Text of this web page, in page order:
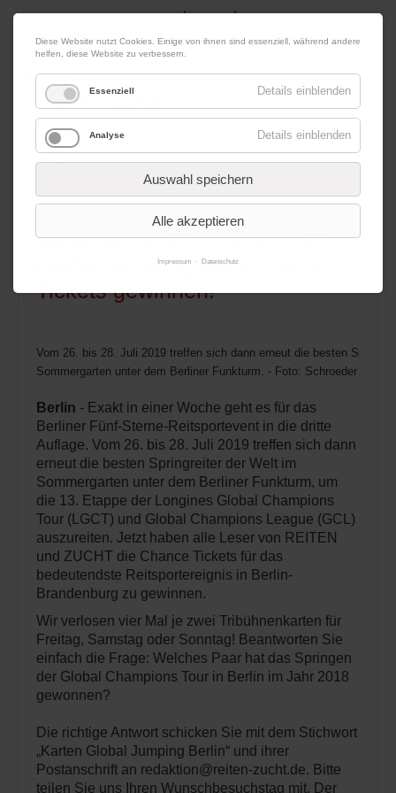
09. August 2026 Impressum|Kontakt|Datenschutz
Werbung
Menü
von Redaktion
Mit REITEN und ZUCHT zum
Global Jumping Berlin - Jetzt
Tickets gewinnen!
Vom 26. bis 28. Juli 2019 treffen sich dann erneut die besten
Sommergarten unter dem Berliner Funkturm. - Foto: Schroeder
Berlin - Exakt in einer Woche geht es für das
Berliner Fünf-Sterne-Reitsportevent in die dritte
Auflage. Vom 26. bis 28. Juli 2019 treffen sich dann
erneut die besten Springreiter der Welt im
Sommergarten unter dem Berliner Funkturm, um
die 13. Etappe der Longines Global Champions
Tour (LGCT) und Global Champions League (GCL)
auszureiten. Jetzt haben alle Leser von REITEN
und ZUCHT die Chance Tickets für das
bedeutendste Reitsportereignis in Berlin-
Brandenburg zu gewinnen.
Wir verlosen vier Mal je zwei Tribühnenkarten für
Freitag, Samstag oder Sonntag! Beantworten Sie
einfach die Frage: Welches Paar hat das Springen
der Global Champions Tour in Berlin im Jahr 2018
gewonnen?
Die richtige Antwort schicken Sie mit dem Stichwort
„Karten Global Jumping Berlin“ und ihrer
Postanschrift an redaktion@reiten-zucht.de. Bitte
teilen Sie uns Ihren Wunschbesuchstag mit. Der
Diese Website nutzt Cookies. Einige von ihnen sind essenziell, während andere
helfen, diese Website zu verbessern.
Essenziell Details einblenden
Analyse Details einblenden
Auswahl speichern
Alle akzeptieren
Impressum Datenschutz